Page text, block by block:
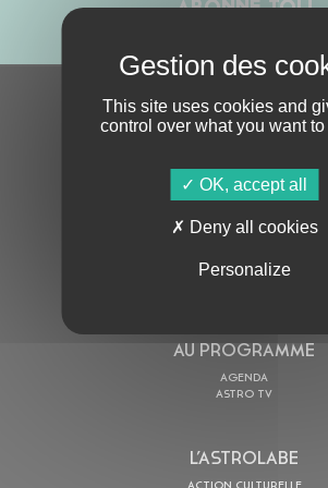
ABONNE-TOI !
S'ABONNER À LA
En cochant cette case, j’accepte la Politique de
AU PROGRAMME
AGENDA
ASTRO TV
L’ASTROLABE
This site uses cookies and
control over what you want
OK, accept all
Deny all cookies
Personalize